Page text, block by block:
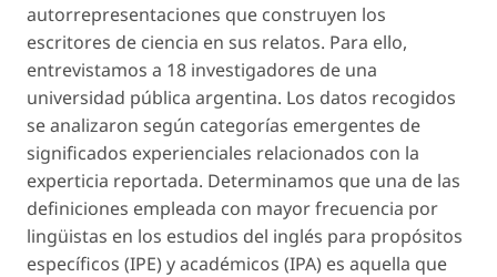
autorrepresentaciones que construyen los
escritores de ciencia en sus relatos. Para ello,
entrevistamos a 18 investigadores de una
universidad pública argentina. Los datos recogidos
se analizaron según categorías emergentes de
significados experienciales relacionados con la
experticia reportada. Determinamos que una de las
definiciones empleada con mayor frecuencia por
lingüistas en los estudios del inglés para propósitos
específicos (IPE) y académicos (IPA) es aquella que